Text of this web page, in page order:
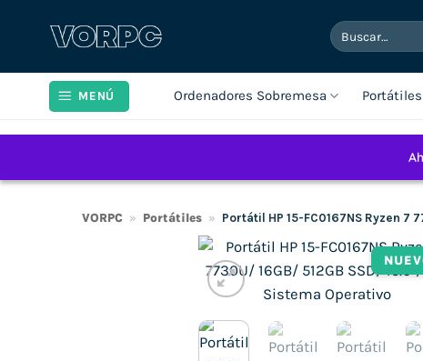
Buscar
por:
MENÚ Ordenadores Sobremesa Portátiles
VORPC » Portátiles » Portátil HP 15-FC0167NS Ryzen 7